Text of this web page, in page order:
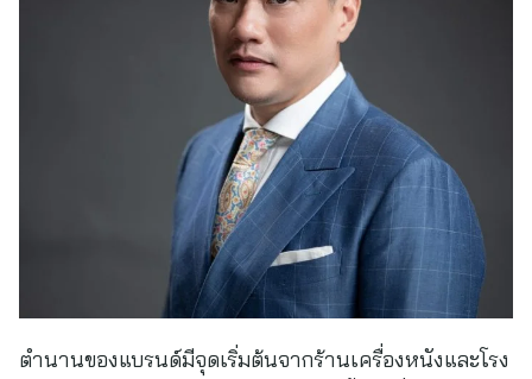
ตำนานของแบรนด์มีจุดเริ่มต้นจากร้านเครื่องหนังและโรง